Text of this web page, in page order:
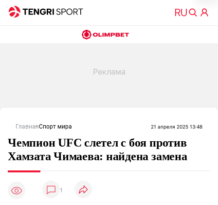
ГлавнаяСпорт мира 21 апреля 2025 13:48
Чемпион UFC слетел с боя против
Хамзата Чимаева: найдена замена
1